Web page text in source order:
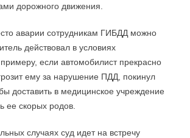
дорожного движения.
аварии сотрудникам ГИБДД можно
действовал в условиях
если автомобилист прекрасно
ему за нарушение ПДД, покинул
доставить в медицинское учреждение
ее скорых родов.
случаях суд идет на встречу